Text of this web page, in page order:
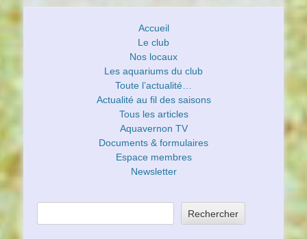
Accueil
Le club
Nos locaux
Les aquariums du club
Toute l’actualité…
Actualité au fil des saisons
Tous les articles
Aquavernon TV
Documents & formulaires
Espace membres
Newsletter
Rechercher